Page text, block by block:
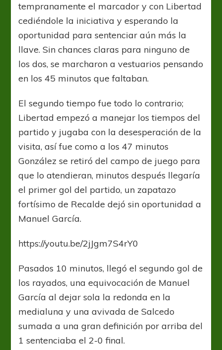
tempranamente el marcador y con Libertad
cediéndole la iniciativa y esperando la
oportunidad para sentenciar aún más la
llave. Sin chances claras para ninguno de
los dos, se marcharon a vestuarios pensando
en los 45 minutos que faltaban.
El segundo tiempo fue todo lo contrario;
Libertad empezó a manejar los tiempos del
partido y jugaba con la desesperación de la
visita, así fue como a los 47 minutos
González se retiró del campo de juego para
que lo atendieran, minutos después llegaría
el primer gol del partido, un zapatazo
fortísimo de Recalde dejó sin oportunidad a
Manuel García.
https://youtu.be/2jJgm7S4rY0
Pasados 10 minutos, llegó el segundo gol de
los rayados, una equivocación de Manuel
García al dejar sola la redonda en la
medialuna y una avivada de Salcedo
sumada a una gran definición por arriba del
1 sentenciaba el 2-0 final.